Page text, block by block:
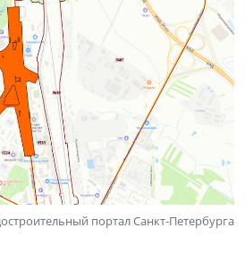
портал Санкт-Петербурга